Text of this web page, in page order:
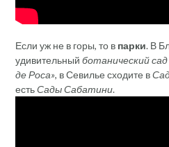
Если уж не в горы, то в парки. В
удивительный ботанический
де Роса», в Севилье сходите в
естьСады Сабатини.